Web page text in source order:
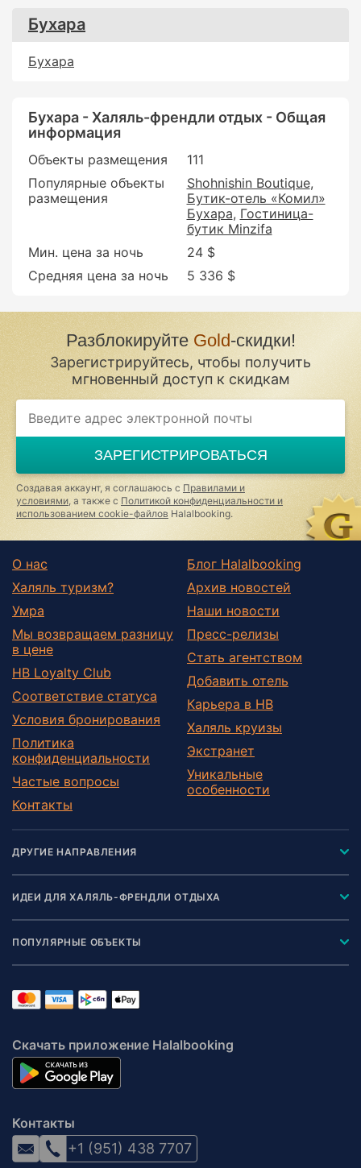
Бухара
Бухара
Бухара - Халяль-френдли отдых - Общая
информация
Объекты размещения
111
Популярные объекты
размещения
Shohnishin Boutique
Бутик-отель «Комил»
Бухара Гостиница-
бутик Minzifa
Мин. цена за ночь
24 $
Средняя цена за ночь
5 336 $
Разблокируйте Gold-скидки!
Зарегистрируйтесь, чтобы получить
мгновенный доступ к скидкам
If
you
ignore
this
field
ЗАРЕГИСТРИРОВАТЬСЯ
Создавая аккаунт, я соглашаюсь с Правилами и
условиями , а также с Политикой конфиденциальности и
использованием cookie-файлов Halalbooking.
О нас
Халяль туризм?
Умра
Мы возвращаем разницу
в цене
HB Loyalty Club
Соответствие статуса
Условия бронирования
Политика
конфиденциальности
Частые вопросы
Контакты
Блог Halalbooking
Архив новостей
Наши новости
Пресс-релизы
Стать агентством
Добавить отель
Карьера в HB
Халяль круизы
Экстранет
Уникальные
особенности
ДРУГИЕ НАПРАВЛЕНИЯ
ИДЕИ ДЛЯ ХАЛЯЛЬ-ФРЕНДЛИ ОТДЫХА
ПОПУЛЯРНЫЕ ОБЪЕКТЫ
Скачать приложение Halalbooking
Контакты
+1 (951) 438 7707